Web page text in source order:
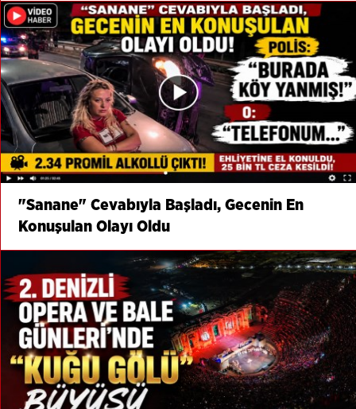
"Sanane" Cevabıyla Başladı, Gecenin En
Konuşulan Olayı Oldu